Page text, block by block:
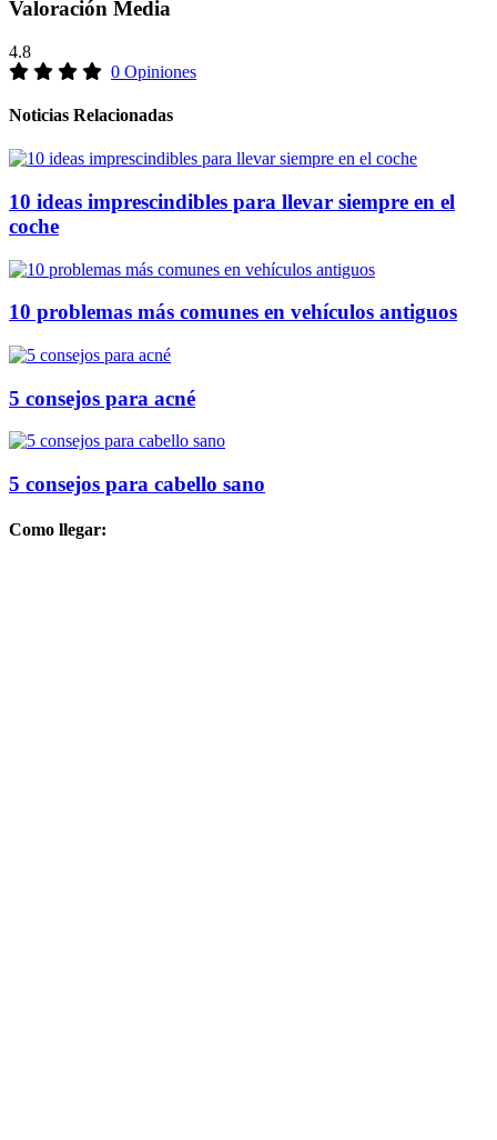
Valoración Media
4.8
0 Opiniones
Noticias Relacionadas
10 ideas imprescindibles para llevar siempre en el
coche
10 problemas más comunes en vehículos antiguos
5 consejos para acné
5 consejos para cabello sano
Como llegar: